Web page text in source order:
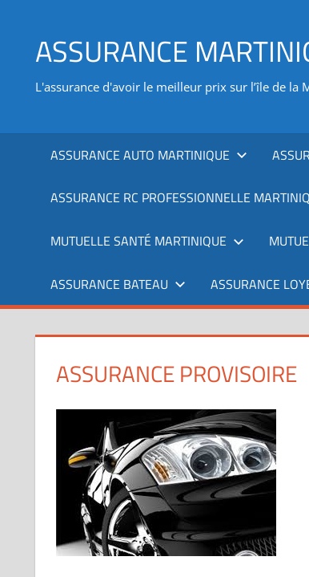
contenuASSURANCE
L'assurance d'avoir le meilleur prix sur l’île de la
ASSURANCE AUTO MARTINIQUE
ASSURANCE RC PROFESSIONNELLE
MUTUELLE SANTÉ MARTINIQUE
ASSURANCE BATEAU ASSURANCE
ASSURANCE PROVISOIRE